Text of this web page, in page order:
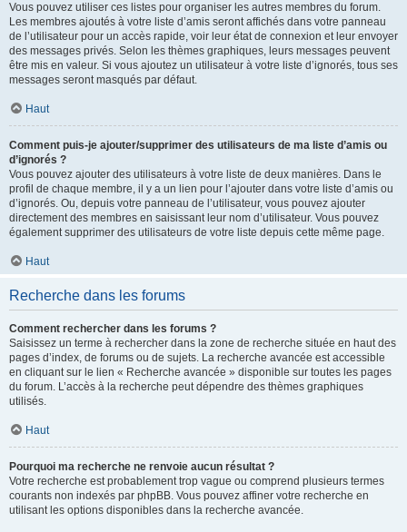
Vous pouvez utiliser ces listes pour organiser les autres membres du forum.
Les membres ajoutés à votre liste d’amis seront affichés dans votre panneau
de l’utilisateur pour un accès rapide, voir leur état de connexion et leur envoyer
des messages privés. Selon les thèmes graphiques, leurs messages peuvent
être mis en valeur. Si vous ajoutez un utilisateur à votre liste d’ignorés, tous ses
messages seront masqués par défaut.
Haut
Comment puis-je ajouter/supprimer des utilisateurs de ma liste d’amis ou
d’ignorés ?
Vous pouvez ajouter des utilisateurs à votre liste de deux manières. Dans le
profil de chaque membre, il y a un lien pour l’ajouter dans votre liste d’amis ou
d’ignorés. Ou, depuis votre panneau de l’utilisateur, vous pouvez ajouter
directement des membres en saisissant leur nom d’utilisateur. Vous pouvez
également supprimer des utilisateurs de votre liste depuis cette même page.
Haut
Recherche dans les forums
Comment rechercher dans les forums ?
Saisissez un terme à rechercher dans la zone de recherche située en haut des
pages d’index, de forums ou de sujets. La recherche avancée est accessible
en cliquant sur le lien « Recherche avancée » disponible sur toutes les pages
du forum. L’accès à la recherche peut dépendre des thèmes graphiques
utilisés.
Haut
Pourquoi ma recherche ne renvoie aucun résultat ?
Votre recherche est probablement trop vague ou comprend plusieurs termes
courants non indexés par phpBB. Vous pouvez affiner votre recherche en
utilisant les options disponibles dans la recherche avancée.